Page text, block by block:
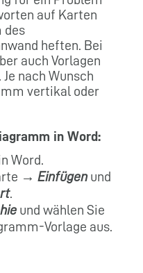
auf Karten
des
heften. Bei
auch Vorlagen
nach Wunsch
vertikal oder
in Word:
Word.
→ Einfügenund
.
und wählen Sie
Vorlage aus.